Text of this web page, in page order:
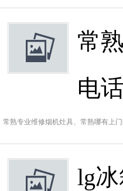
常
电话
常熟专业维修烟机灶具、常熟哪有上
lg